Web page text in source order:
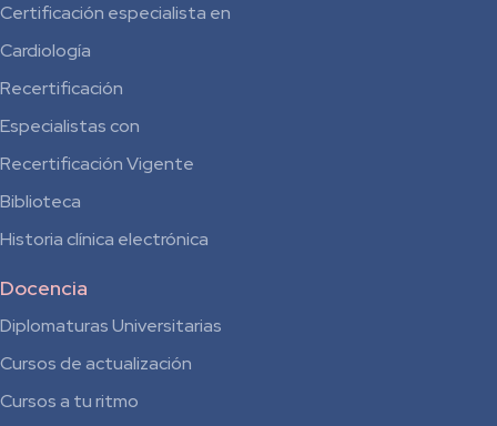
Certificación especialista en
Cardiología
Recertificación
Especialistas con
Recertificación Vigente
Biblioteca
Historia clínica electrónica
Docencia
Diplomaturas Universitarias
Cursos de actualización
Cursos a tu ritmo